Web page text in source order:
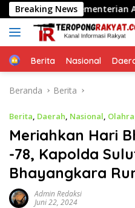
Langsung
ke
konten
Breaking News
Kementerian ATR/BPN
HomeBerita Nasional
Beranda Berita
Berita, Daerah, Nasional,
Meriahkan Hari
-78, Kapolda
Bhayangkara
Admin Redaksi
Juni 22, 2024